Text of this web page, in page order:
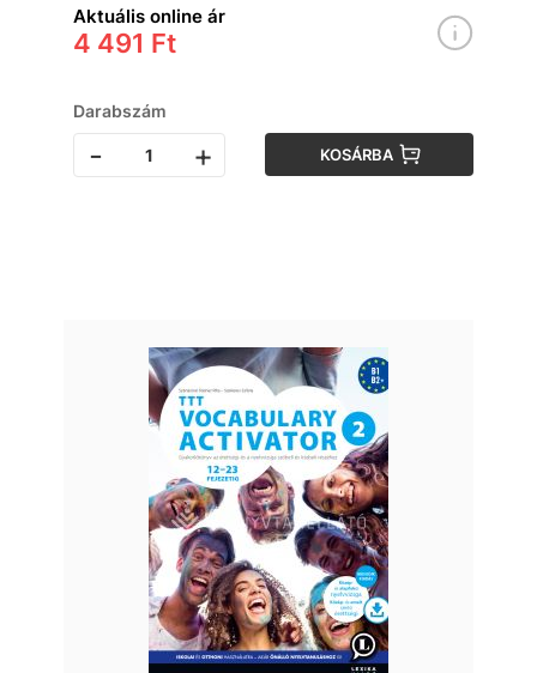
Aktuális online ár
4 491 Ft
Darabszám
- + KOSÁRBA